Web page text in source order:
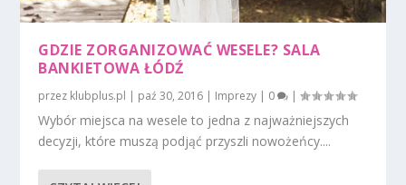
GDZIE ZORGANIZOWAĆ WESELE? SALA
BANKIETOWA ŁÓDŹ
przez klubplus.pl | paź 30, 2016 | Imprezy | 0 |
Wybór miejsca na wesele to jedna z najważniejszych
decyzji, które muszą podjąć przyszli nowożeńcy....